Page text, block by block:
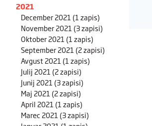
2021
December 2021 (1 zapis)
November 2021 (3 zapisi)
Oktober 2021 (1 zapis)
September 2021 (2 zapisi)
Avgust 2021 (1 zapis)
Julij 2021 (2 zapisi)
Junij 2021 (3 zapisi)
Maj 2021 (2 zapisi)
April 2021 (1 zapis)
Marec 2021 (3 zapisi)